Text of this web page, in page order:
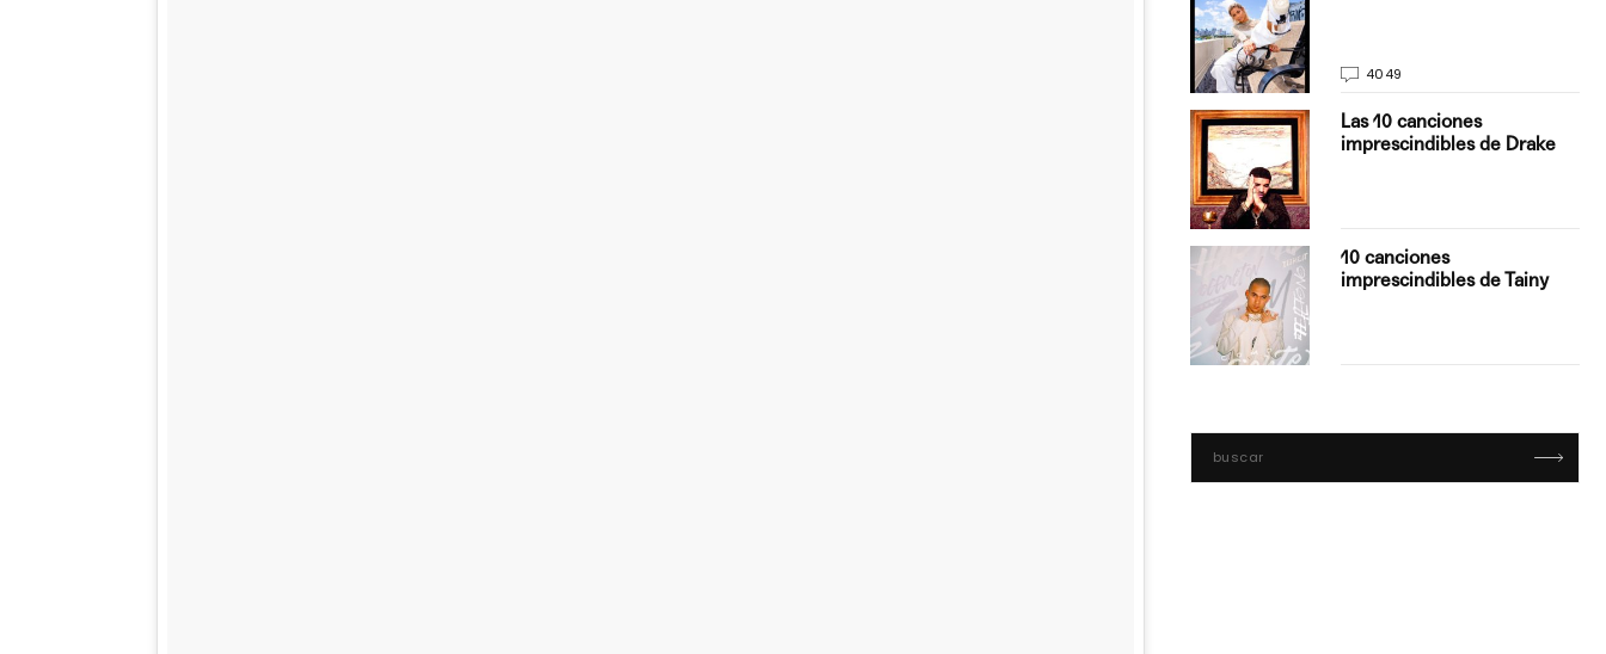
4049
Las 10 canciones
imprescindibles de Drake
10 canciones
imprescindibles de Tainy